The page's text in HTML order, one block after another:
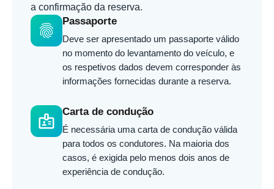
a confirmação da reserva.
fingerprint
Passaporte
Deve ser apresentado um passaporte válido
no momento do levantamento do veículo, e
os respetivos dados devem corresponder às
informações fornecidas durante a reserva.
badge
Carta de condução
É necessária uma carta de condução válida
para todos os condutores. Na maioria dos
casos, é exigida pelo menos dois anos de
experiência de condução.